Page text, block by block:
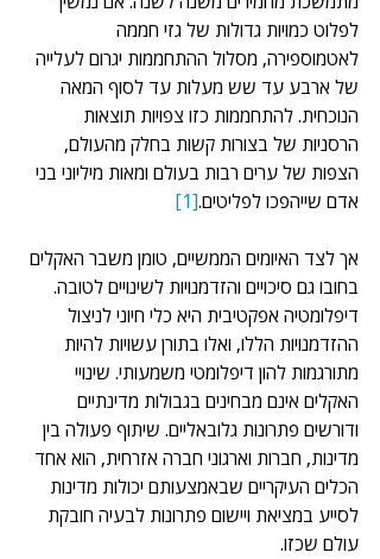
לפלוט כמויות גדולות של גזי חממה
לאטמוספירה, מסלול ההתחממות יגרום לעלייה
של ארבע עד שש מעלות עד לסוף המאה
הנוכחית. להתחממות כזו צפויות תוצאות
הרסניות של בצורות קשות בחלק מהעולם,
הצפות של ערים רבות בעולם ומאות מיליוני בני
אדם שייהפכו לפליטים.[1]
אך לצד האיומים הממשיים, טומן משבר האקלים
בחובו גם סיכויים והזדמנויות לשינויים לטובה.
דיפלומטיה אפקטיבית היא כלי חיוני לניצול
ההזדמנויות הללו, ואלו בתורן עשויות להיות
מתורגמות להון דיפלומטי משמעותי. שינויי
האקלים אינם מבחינים בגבולות מדינתיים
ודורשים פתרונות גלובאליים. שיתוף פעולה בין
מדינות, חברות וארגוני חברה אזרחית, הוא אחד
הכלים העיקריים שבאמצעותם יכולות מדינות
לסייע במציאת ויישום פתרונות לבעיה חובקת
עולם שכזו.